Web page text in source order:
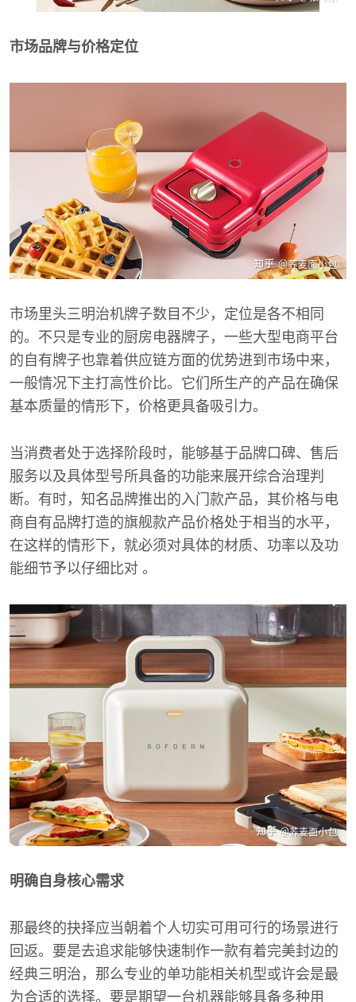
市场品牌与价格定位
市场里头三明治机牌子数目不少，定位是各不相同
的。不只是专业的厨房电器牌子，一些大型电商平台
的自有牌子也靠着供应链方面的优势进到市场中来，
一般情况下主打高性价比。它们所生产的产品在确保
基本质量的情形下，价格更具备吸引力。
当消费者处于选择阶段时，能够基于品牌口碑、售后
服务以及具体型号所具备的功能来展开综合治理判
断。有时，知名品牌推出的入门款产品，其价格与电
商自有品牌打造的旗舰款产品价格处于相当的水平，
在这样的情形下，就必须对具体的材质、功率以及功
能细节予以仔细比对 。
明确自身核心需求
那最终的抉择应当朝着个人切实可用可行的场景进行
回返。要是去追求能够快速制作一款有着完美封边的
经典三明治，那么专业的单功能相关机型或许会是最
为合适的选择。要是期望一台机器能够具备多种用